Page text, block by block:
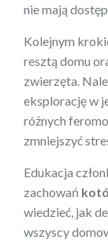
nie mają
Kolejnym
resztą domu
zwierzęta.
eksplorację w
różnych
zmniejszyć
Edukacja
zachowań
wiedzieć, jak
wszyscy